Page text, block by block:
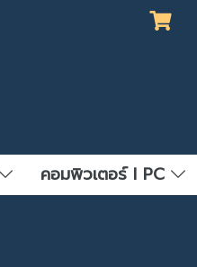
คอมพิวเตอร์ l PC